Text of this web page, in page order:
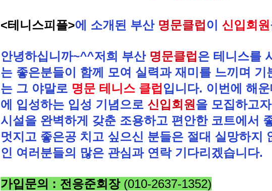
<테니스피플>에 소개된 부산 명문클럽 이 신입회원
안녕하십니까~^^저희 부산 명문클럽 은 테니스를
는 좋은분들이 함께 모여 실력과 재미를 느끼며 기
는 그 야말로 명문 테니스 클럽 입니다. 이번에 해
에 입성하는 입성 기념으로 신입회원 을 모집하고
시설을 완벽하게 갖춘 조용하고 편안한 코트에서
멋지고 좋은공 치고 싶으신 분들은 절대 실망하지
인 여러분들의 많은 관심과 연락 기다리겠습니다.
가입문의 : 전응준회장 (010-2637-1352)